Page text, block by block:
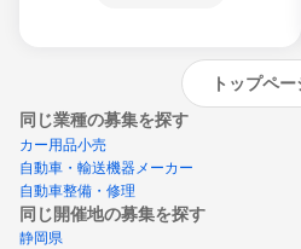
トップペ
同じ業種の募集を探す
カー用品小売
自動車・輸送機器メーカー
自動車整備・修理
同じ開催地の募集を探す
静岡県